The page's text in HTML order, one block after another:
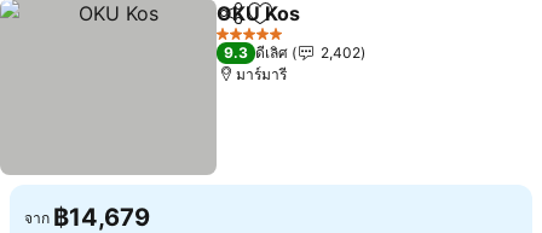
แชร์ เพิ่มในรายการโปรด
OKU Kos
5 ดาว
9.3 ดีเลิศ
2,402
มาร์มารี
จาก ฿14,679